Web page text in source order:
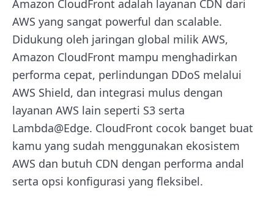
Amazon CloudFront adalah layanan CDN dari
AWS yang sangat powerful dan scalable.
Didukung oleh jaringan global milik AWS,
Amazon CloudFront mampu menghadirkan
performa cepat, perlindungan DDoS melalui
AWS Shield, dan integrasi mulus dengan
layanan AWS lain seperti S3 serta
Lambda@Edge. CloudFront cocok banget buat
kamu yang sudah menggunakan ekosistem
AWS dan butuh CDN dengan performa andal
serta opsi konfigurasi yang fleksibel.